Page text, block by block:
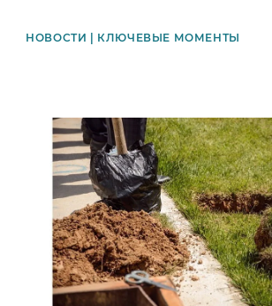
НОВОСТИ | КЛЮЧЕВЫЕ МОМЕНТЫ
News image